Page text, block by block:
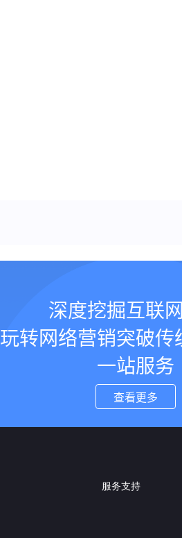
深度挖掘互联
玩转网络营销突破传
一站服务
查看更多
服务支持